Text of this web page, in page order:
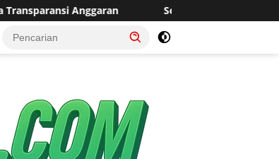
Sering Dilanda Genangan, Desa Sukaraja Usulkan